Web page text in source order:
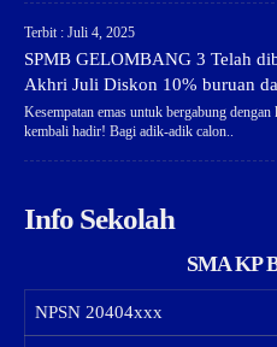
Terbit : Juli 4, 2025
SPMB GELOMBANG 3 Telah
Akhri Juli Diskon 10% buruan
Kesempatan emas untuk bergabung
kembali hadir! Bagi adik-adik calon..
Info Sekolah
SMA KP
NPSN 20404xxx